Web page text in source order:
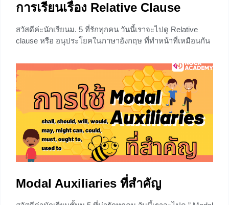
การเรียนเรื่อง Relative Clause
สวัสดีค่ะนักเรียนม. 5 ที่รักทุกคน วันนี้เราจะไปดู Relative
clause หรือ อนุประโยคในภาษาอังกฤษ ที่ทำหน้าที่เหมือนกัน
หน้า และจะใช้ตามหลัง Relative Pronoun เช่น who, whom,
which, that, และ whose แต่สงสัยมั้ยคะว่าทำไมต้องเรียนเรื่อง
นี้ ลองดูตัวอย่างประโยคด้านล่างแล้วจะร้องอ๋อมากขึ้น พร้อม
ข้อสอบ Error
Modal Auxiliaries ที่สำคัญ